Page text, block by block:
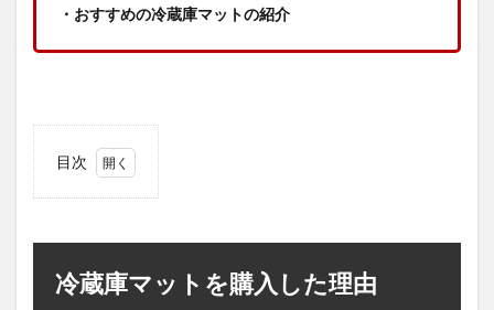
・おすすめの冷蔵庫マットの紹介
目次
を購
入し
冷蔵庫マットを購入した理由